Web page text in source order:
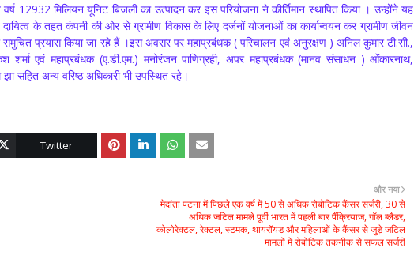
12932 मिलियन यूनिट बिजली का उत्पादन कर इस परियोजना ने कीर्तिमान स्थापित किया । उन्होंने यह
दायित्व के तहत कंपनी की ओर से ग्रामीण विकास के लिए दर्जनों योजनाओं का कार्यान्वयन कर ग्रामीण जीवन
प्रयास किया जा रहे हैं ।इस अवसर पर महाप्रबंधक ( परिचालन एवं अनुरक्षण ) अनिल कुमार टी.सी.,
शर्मा एवं महाप्रबंधक (ए.डी.एम.) मनोरंजन पाणिग्रही, अपर महाप्रबंधक (मानव संसाधन ) ओंकारनाथ,
सहित अन्य वरिष्ठ अधिकारी भी उपस्थित रहे।
Twitter
और नया
मेदांता पटना में पिछले एक वर्ष में 50 से अधिक रोबोटिक कैंसर सर्जरी, 30 से
अधिक जटिल मामले पूर्वी भारत में पहली बार पैंक्रियाज, गॉल ब्लैडर,
कोलोरेक्टल, रेक्टल, स्टमक, थायरॉयड और महिलाओं के कैंसर से जुड़े जटिल
मामलों में रोबोटिक तकनीक से सफल सर्जरी